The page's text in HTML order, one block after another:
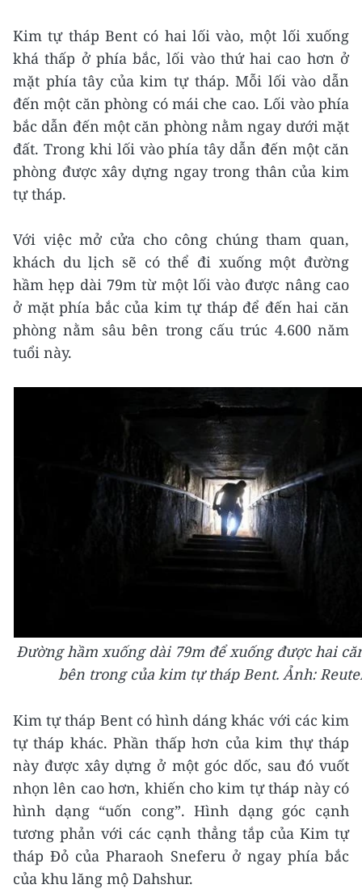
Kim tự tháp Bent có hai lối vào, một lối xuống
khá thấp ở phía bắc, lối vào thứ hai cao hơn ở
mặt phía tây của kim tự tháp. Mỗi lối vào dẫn
đến một căn phòng có mái che cao. Lối vào phía
bắc dẫn đến một căn phòng nằm ngay dưới mặt
đất. Trong khi lối vào phía tây dẫn đến một căn
phòng được xây dựng ngay trong thân của kim
tự tháp.
Với việc mở cửa cho công chúng tham quan,
khách du lịch sẽ có thể đi xuống một đường
hầm hẹp dài 79m từ một lối vào được nâng cao
ở mặt phía bắc của kim tự tháp để đến hai căn
phòng nằm sâu bên trong cấu trúc 4.600 năm
tuổi này.
Đường hầm xuống dài 79m để xuống được hai
bên trong của kim tự tháp Bent. Ảnh:
Kim tự tháp Bent có hình dáng khác với các kim
tự tháp khác. Phần thấp hơn của kim thự tháp
này được xây dựng ở một góc dốc, sau đó vuốt
nhọn lên cao hơn, khiến cho kim tự tháp này có
hình dạng “uốn cong”. Hình dạng góc cạnh
tương phản với các cạnh thẳng tắp của Kim tự
tháp Đỏ của Pharaoh Sneferu ở ngay phía bắc
của khu lăng mộ Dahshur.